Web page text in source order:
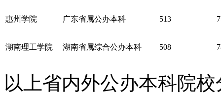
惠州学院 广东省属公办本科 513
湖南理工学院 湖南省属综合公办本科 508
以上省内外公办本科院